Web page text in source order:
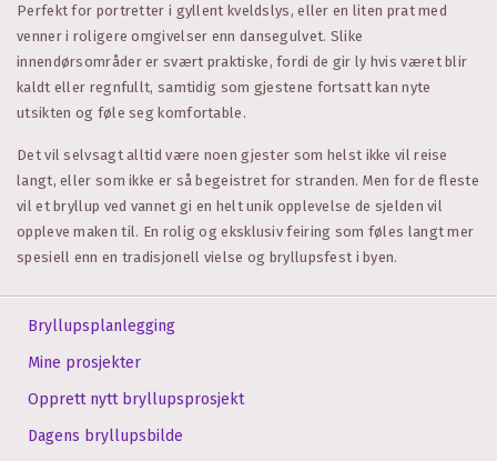
Perfekt for portretter i gyllent kveldslys, eller en liten prat med
venner i roligere omgivelser enn dansegulvet. Slike
innendørsområder er svært praktiske, fordi de gir ly hvis været blir
kaldt eller regnfullt, samtidig som gjestene fortsatt kan nyte
utsikten og føle seg komfortable.
Det vil selvsagt alltid være noen gjester som helst ikke vil reise
langt, eller som ikke er så begeistret for stranden. Men for de fleste
vil et bryllup ved vannet gi en helt unik opplevelse de sjelden vil
oppleve maken til. En rolig og eksklusiv feiring som føles langt mer
spesiell enn en tradisjonell vielse og bryllupsfest i byen.
Bryllupsplanlegging
Mine prosjekter
Opprett nytt bryllupsprosjekt
Dagens bryllupsbilde